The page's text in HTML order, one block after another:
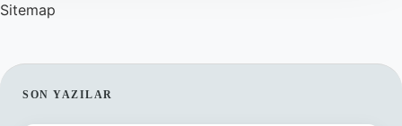
Sitemap
SIDEBAR
SON YAZILAR